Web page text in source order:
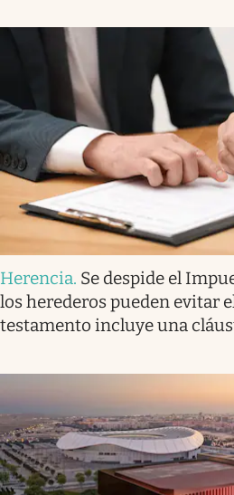
Herencia. Se despide el
los herederos pueden evitar
testamento incluye una